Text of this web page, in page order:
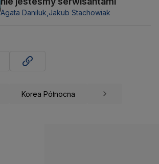
Agata Daniluk, Jakub Stachowiak
Korea Północna